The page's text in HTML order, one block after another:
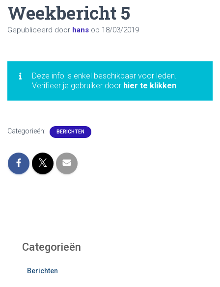
Weekbericht 5
Gepubliceerd door hans op 18/03/2019
Deze info is enkel beschikbaar voor leden.
Verifieer je gebruiker door hier te klikken.
Categorieën: BERICHTEN
Categorieën
Berichten